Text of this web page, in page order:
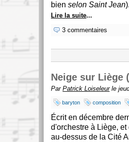
bien selon Saint Jean).
Lire la suite...
3 commentaires
Neige sur Liège
Par Patrick Loiseleurle
baryton composition
Écrit en décembre
d'orchestre à Liège,
au-dessus de la Cité